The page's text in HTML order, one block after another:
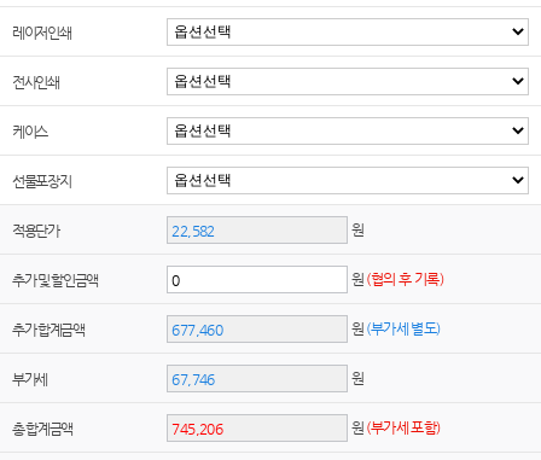
레이저인쇄
전사인쇄
케이스
선물포장지
적용단가 원
추가 및 할인금액 원 (협의 후 기록)
추가 합계금액 원 (부가세 별도)
부가세 원
총 합계금액 원 (부가세 포함)